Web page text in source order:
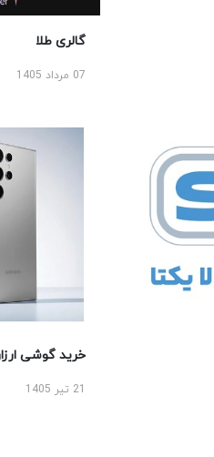
گالری طلا
07 مرداد 1405
خرید گوشی ارزان